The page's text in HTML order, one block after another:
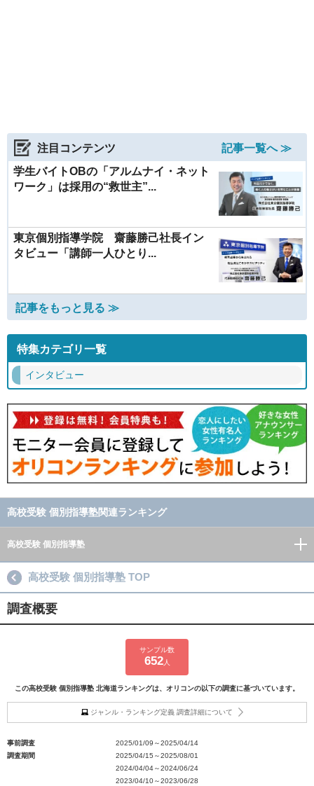
注目コンテンツ
記事一覧へ ≫
学生バイトOBの「アルムナイ・ネット
ワーク」は採用の“救世主”...
東京個別指導学院 齋藤勝己社長イン
タビュー「講師一人ひとり...
記事をもっと見る ≫
特集カテゴリ一覧
インタビュー
高校受験 個別指導塾関連ランキング
高校受験 個別指導塾
高校受験 個別指導塾 TOP
調査概要
サンプル数
652人
この高校受験 個別指導塾 北海道ランキングは、オリコンの以下の調査に基づいています。
ジャンル・ランキング定義 調査詳細について
事前調査
2025/01/09～2025/04/14
調査期間
2025/04/15～2025/08/01
2024/04/04～2024/06/24
2023/04/10～2023/06/28